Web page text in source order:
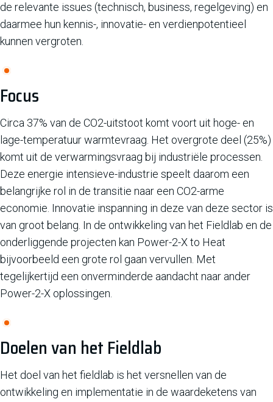
de relevante issues (technisch, business, regelgeving) en
daarmee hun kennis-, innovatie- en verdienpotentieel
kunnen vergroten.
Focus
Circa 37% van de CO2-uitstoot komt voort uit hoge- en
lage-temperatuur warmtevraag. Het overgrote deel (25%)
komt uit de verwarmingsvraag bij industriële processen.
Deze energie intensieve-industrie speelt daarom een
belangrijke rol in de transitie naar een CO2-arme
economie. Innovatie inspanning in deze van deze sector is
van groot belang. In de ontwikkeling van het Fieldlab en de
onderliggende projecten kan Power-2-X to Heat
bijvoorbeeld een grote rol gaan vervullen. Met
tegelijkertijd een onverminderde aandacht naar ander
Power-2-X oplossingen.
Doelen van het Fieldlab
Het doel van het fieldlab is het versnellen van de
ontwikkeling en implementatie in de waardeketens van